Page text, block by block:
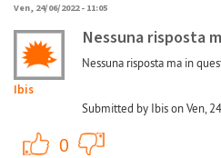
Ven, 24/06/2022 - 11:05
Ibis
Nessuna risposta
Nessuna risposta ma in
Submitted by Ibis on Ven,
0